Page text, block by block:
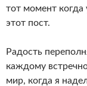
тот момент
этот пост.
Радость
каждому
мир, когда я